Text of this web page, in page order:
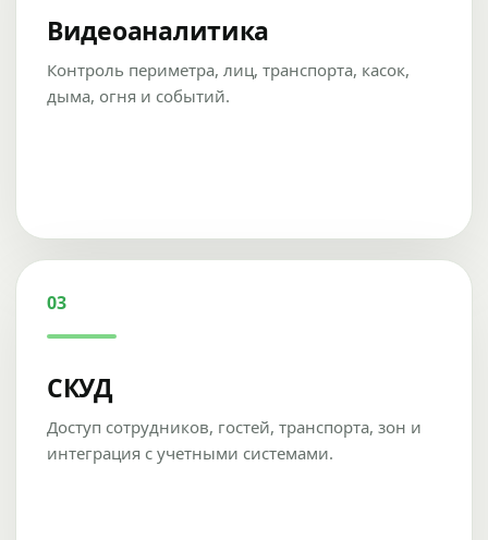
Видеоаналитика
Контроль периметра, лиц, транспорта, касок,
дыма, огня и событий.
03
СКУД
Доступ сотрудников, гостей, транспорта, зон и
интеграция с учетными системами.